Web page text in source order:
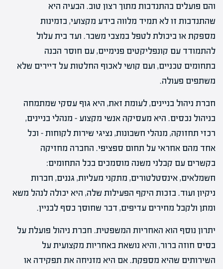
והם פועלים בהתנדבות מתוך רצון טוב. הבעיה היא
שהתנדבות זו לא תמיד מלווה בידע מקצועי, בזמינות
מספקת או ביכולת לטפל במצבי משבר. ועד בית עלול
להתמודד עם קונפליקטים פנימיים, עם חוסר הבנה
בתחומים טכניים, ועם קושי לאכוף החלטות על דיירים שלא
משתפים פעולה.
חברת ניהול בניינים, לעומת זאת, היא גוף עסקי שמתמחה
בניהול נכסים. היא מעסיקה אנשי מקצוע – מנהלי בניינים,
רכזי תחזוקה, מנהלי חשבונות, נציגי שירות לקוחות – וכל
אחד מהם אחראי על תחום ספציפי. החברה מחזיקה
בקשרים עם קבלני משנה מוסמכים בכל התחומים:
חשמלאים, אינסטלטורים, מתקני מעליות, גננים, חברות
ניקיון ועוד. בזכות היקף הפעילות שלה, היא יכולה לנהל משא
ומתן ולקבל מחירים עדיפים, דבר שחוסך כסף לבניין.
יתרון נוסף הוא האחריות המשפטית. חברת ניהול פועלת על
בסיס חוזה ברור, והיא נושאת באחריות מקצועית על
השירותים שהיא מספקת. אם היא מזניחה את תפקידה או